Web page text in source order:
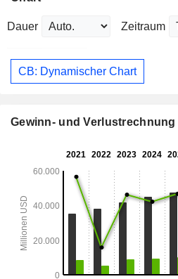
Dauer Zeitraum
CB: Dynamischer Chart
Gewinn- und